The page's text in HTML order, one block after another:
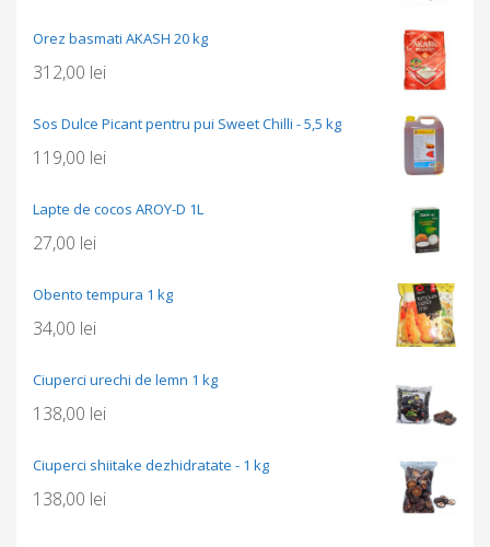
Orez basmati AKASH 20 kg
312,00 lei
Sos Dulce Picant pentru pui Sweet Chilli - 5,5 kg
119,00 lei
Lapte de cocos AROY-D 1L
27,00 lei
Obento tempura 1 kg
34,00 lei
Ciuperci urechi de lemn 1 kg
138,00 lei
Ciuperci shiitake dezhidratate - 1 kg
138,00 lei